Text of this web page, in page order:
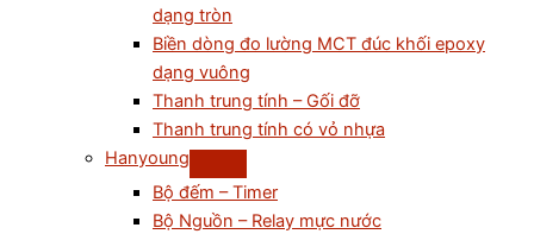
dạng tròn
Biền dòng đo lường MCT đúc khối epoxy
dạng vuông
Thanh trung tính – Gối đỡ
Thanh trung tính có vỏ nhựa
Hanyoung
Bộ đếm – Timer
Bộ Nguồn – Relay mực nước